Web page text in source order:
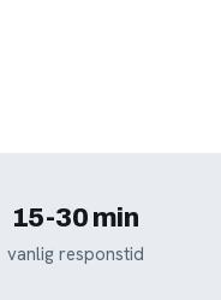
15-30 min
vanlig responstid